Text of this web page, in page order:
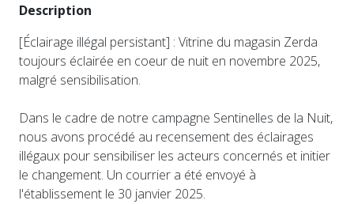
Description
[Éclairage illégal persistant] : Vitrine du magasin Zerda
toujours éclairée en coeur de nuit en novembre 2025,
malgré sensibilisation.
Dans le cadre de notre campagne Sentinelles de la Nuit,
nous avons procédé au recensement des éclairages
illégaux pour sensibiliser les acteurs concernés et initier
le changement. Un courrier a été envoyé à
l'établissement le 30 janvier 2025.